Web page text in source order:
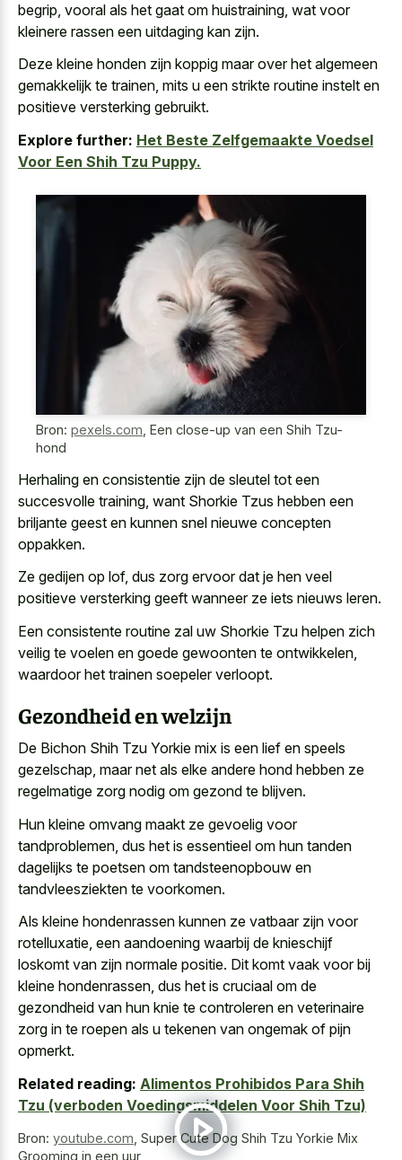
begrip, vooral als het gaat om huistraining, wat voor
kleinere rassen een uitdaging kan zijn.
Deze kleine honden zijn koppig maar over het algemeen
gemakkelijk te trainen, mits u een strikte routine instelt en
positieve versterking gebruikt.
Explore further: Het Beste Zelfgemaakte Voedsel
Voor Een Shih Tzu Puppy.
Bron: pexels.com Een close-up van een Shih Tzu-
hond
Herhaling en consistentie zijn de sleutel tot een
succesvolle training, want Shorkie Tzus hebben een
briljante geest en kunnen snel nieuwe concepten
oppakken.
Ze gedijen op lof, dus zorg ervoor dat je hen veel
positieve versterking geeft wanneer ze iets nieuws leren.
Een consistente routine zal uw Shorkie Tzu helpen zich
veilig te voelen en goede gewoonten te ontwikkelen,
waardoor het trainen soepeler verloopt.
Gezondheid en welzijn
De Bichon Shih Tzu Yorkie mix is een lief en speels
gezelschap, maar net als elke andere hond hebben ze
regelmatige zorg nodig om gezond te blijven.
Hun kleine omvang maakt ze gevoelig voor
tandproblemen, dus het is essentieel om hun tanden
dagelijks te poetsen om tandsteenopbouw en
tandvleesziekten te voorkomen.
Als kleine hondenrassen kunnen ze vatbaar zijn voor
rotelluxatie, een aandoening waarbij de knieschijf
loskomt van zijn normale positie. Dit komt vaak voor bij
kleine hondenrassen, dus het is cruciaal om de
gezondheid van hun knie te controleren en veterinaire
zorg in te roepen als u tekenen van ongemak of pijn
opmerkt.
Related reading: Alimentos Prohibidos Para Shih
Tzu (verboden Voedingsmiddelen Voor Shih Tzu)
Bron: youtube.com Super Cute Dog Shih Tzu Yorkie Mix
Grooming in een uur